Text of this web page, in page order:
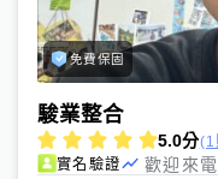
免費保固
駿業整合
5.0分(1
實名驗證
歡迎來電